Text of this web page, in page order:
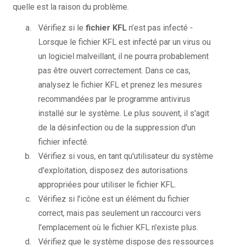
quelle est la raison du problème.
Vérifiez si le fichier KFL n’est pas infecté -
Lorsque le fichier KFL est infecté par un virus ou
un logiciel malveillant, il ne pourra probablement
pas être ouvert correctement. Dans ce cas,
analysez le fichier KFL et prenez les mesures
recommandées par le programme antivirus
installé sur le système. Le plus souvent, il s'agit
de la désinfection ou de la suppression d'un
fichier infecté.
Vérifiez si vous, en tant qu'utilisateur du système
d'exploitation, disposez des autorisations
appropriées pour utiliser le fichier KFL.
Vérifiez si l'icône est un élément du fichier
correct, mais pas seulement un raccourci vers
l'emplacement où le fichier KFL n'existe plus.
Vérifiez que le système dispose des ressources